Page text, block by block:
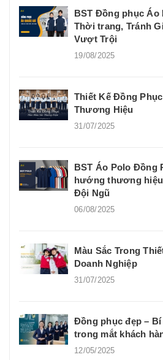
BST Đồng phục Áo
Thời trang, Tránh
Vượt Trội
19/08/2025
Thiết Kế Đồng
Thương Hiệu
31/07/2025
BST Áo Polo Đồng
hướng thương hiệu
Đội Ngũ
06/08/2025
Màu Sắc Trong
Doanh Nghiệp
31/07/2025
Đồng phục đẹp –
trong mắt khách
12/05/2025